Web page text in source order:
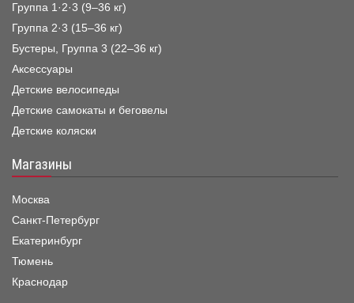
Группа 1·2·3 (9–36 кг)
Группа 2·3 (15–36 кг)
Бустеры, Группа 3 (22–36 кг)
Аксессуары
Детские велосипеды
Детские самокаты и беговелы
Детские коляски
Магазины
Москва
Санкт-Петербург
Екатеринбург
Тюмень
Краснодар